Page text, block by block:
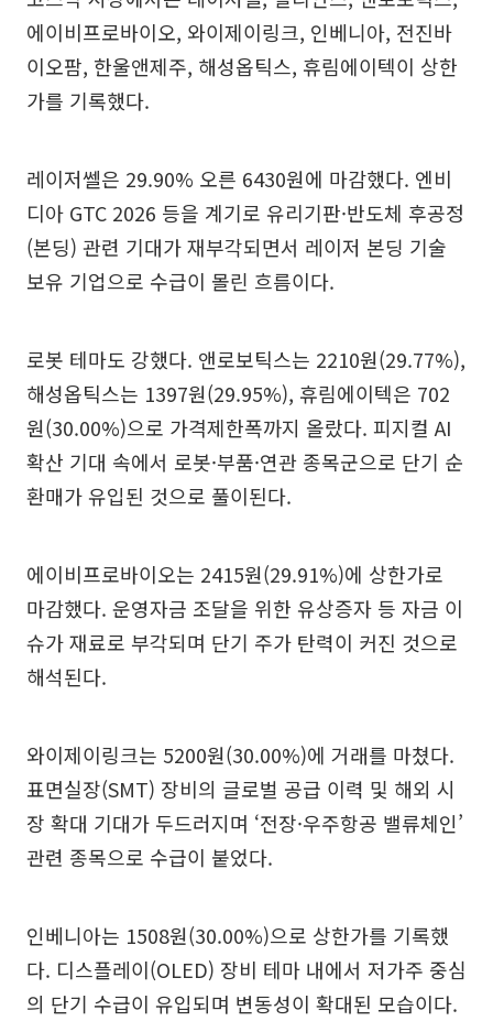
에이비프로바이오, 와이제이링크, 인베니아, 전진바
이오팜, 한울앤제주, 해성옵틱스, 휴림에이텍이 상한
가를 기록했다.
레이저쎌은 29.90% 오른 6430원에 마감했다. 엔비
디아 GTC 2026 등을 계기로 유리기판·반도체 후공정
(본딩) 관련 기대가 재부각되면서 레이저 본딩 기술
보유 기업으로 수급이 몰린 흐름이다.
로봇 테마도 강했다. 앤로보틱스는 2210원(29.77%),
해성옵틱스는 1397원(29.95%), 휴림에이텍은 702
원(30.00%)으로 가격제한폭까지 올랐다. 피지컬 AI
확산 기대 속에서 로봇·부품·연관 종목군으로 단기 순
환매가 유입된 것으로 풀이된다.
에이비프로바이오는 2415원(29.91%)에 상한가로
마감했다. 운영자금 조달을 위한 유상증자 등 자금 이
슈가 재료로 부각되며 단기 주가 탄력이 커진 것으로
해석된다.
와이제이링크는 5200원(30.00%)에 거래를 마쳤다.
표면실장(SMT) 장비의 글로벌 공급 이력 및 해외 시
장 확대 기대가 두드러지며 ‘전장·우주항공 밸류체인’
관련 종목으로 수급이 붙었다.
인베니아는 1508원(30.00%)으로 상한가를 기록했
다. 디스플레이(OLED) 장비 테마 내에서 저가주 중심
의 단기 수급이 유입되며 변동성이 확대된 모습이다.